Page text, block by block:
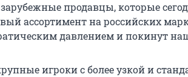
зарубежные продавцы, которые
ассортимент на российских
давлением и покинут
игроки с более узкой и